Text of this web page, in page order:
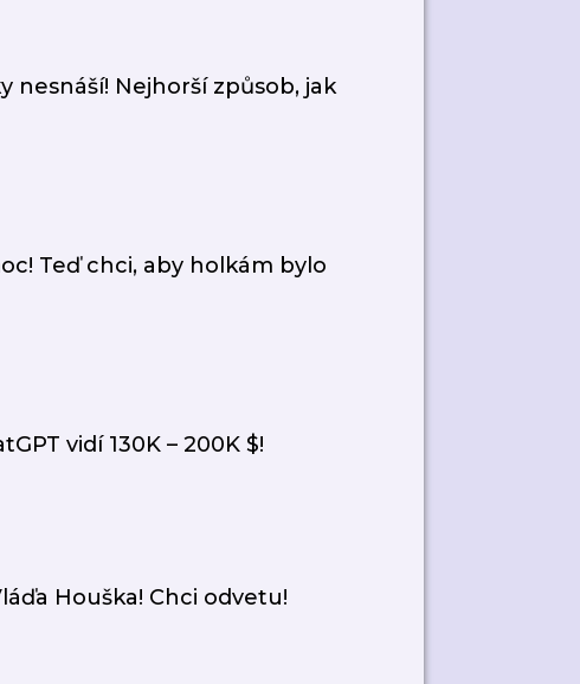
nesnáší! Nejhorší způsob, jak
Teď chci, aby holkám bylo
vidí 130K – 200K $!
Houška! Chci odvetu!